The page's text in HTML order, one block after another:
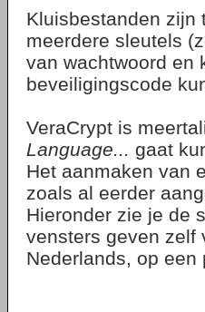
Kluisbestanden zijn
meerdere sleutels
van wachtwoord en
beveiligingscode
VeraCrypt is
Language... gaat
Het aanmaken van
zoals al eerder
Hieronder zie je de
vensters geven zelf
Nederlands, op een